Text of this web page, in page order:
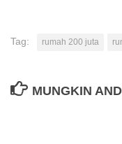
Tag: rumah 200 juta
MUNGKIN